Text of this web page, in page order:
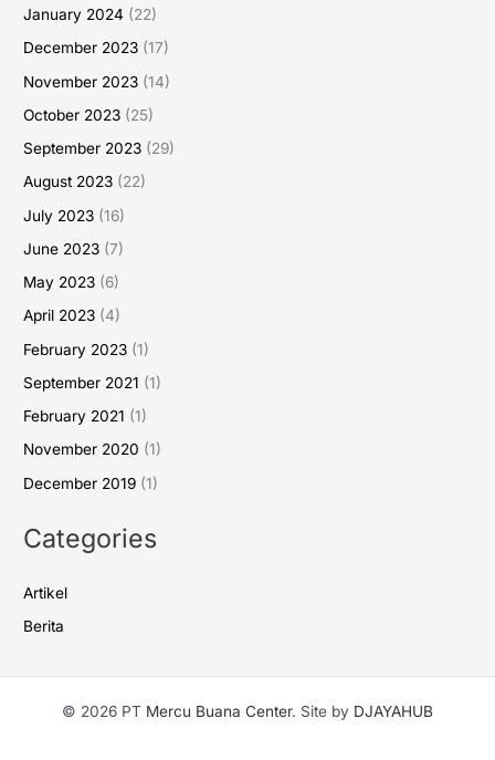
January 2024 (22)
December 2023 (17)
November 2023 (14)
October 2023 (25)
September 2023 (29)
August 2023 (22)
July 2023 (16)
June 2023 (7)
May 2023 (6)
April 2023 (4)
February 2023 (1)
September 2021 (1)
February 2021 (1)
November 2020 (1)
December 2019 (1)
Categories
Artikel
Berita
© 2026 PT Mercu Buana Center. Site by DJAYAHUB